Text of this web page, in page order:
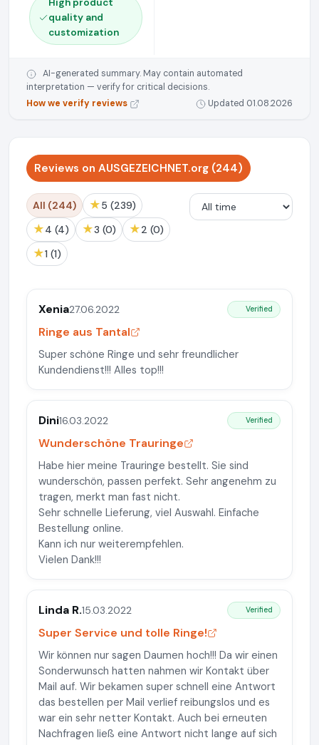
High product
quality and
customization
AI-generated summary. May contain automated
interpretation — verify for critical decisions.
How we verify reviews
Updated 01.08.2026
Reviews on AUSGEZEICHNET.org (244)
All (244) ★ 5 (239)
★ 4 (4) ★ 3 (0) ★ 2 (0)
★ 1 (1)
Xenia27.06.2022 Verified
Ringe aus Tantal
Super schöne Ringe und sehr freundlicher
Kundendienst!!! Alles top!!!
Dini16.03.2022 Verified
Wunderschöne Trauringe
Habe hier meine Trauringe bestellt. Sie sind
wunderschön, passen perfekt. Sehr angenehm zu
tragen, merkt man fast nicht.
Sehr schnelle Lieferung, viel Auswahl. Einfache
Bestellung online.
Kann ich nur weiterempfehlen.
Vielen Dank!!!
Linda R.15.03.2022 Verified
Super Service und tolle Ringe!
Wir können nur sagen Daumen hoch!!! Da wir einen
Sonderwunsch hatten nahmen wir Kontakt über
Mail auf. Wir bekamen super schnell eine Antwort
das bestellen per Mail verlief reibungslos und es
war ein sehr netter Kontakt. Auch bei erneuten
Nachfragen ließ eine Antwort nicht lange auf sich